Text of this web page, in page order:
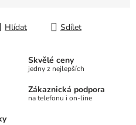
Hlídat Sdílet
Skvělé ceny
jedny z nejlepších
Zákaznická podpora
na telefonu i on-line